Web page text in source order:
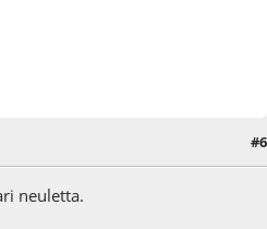
#6
neuletta.